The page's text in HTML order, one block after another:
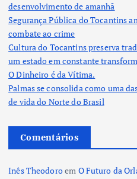
desenvolvimento de amanhã
Segurança Pública do Tocantins
combate ao crime
Cultura do Tocantins preserva
um estado em constante
O Dinheiro é da Vítima.
Palmas se consolida como uma
de vida do Norte do Brasil
Comentários
Inês Theodoroem O Futuro da